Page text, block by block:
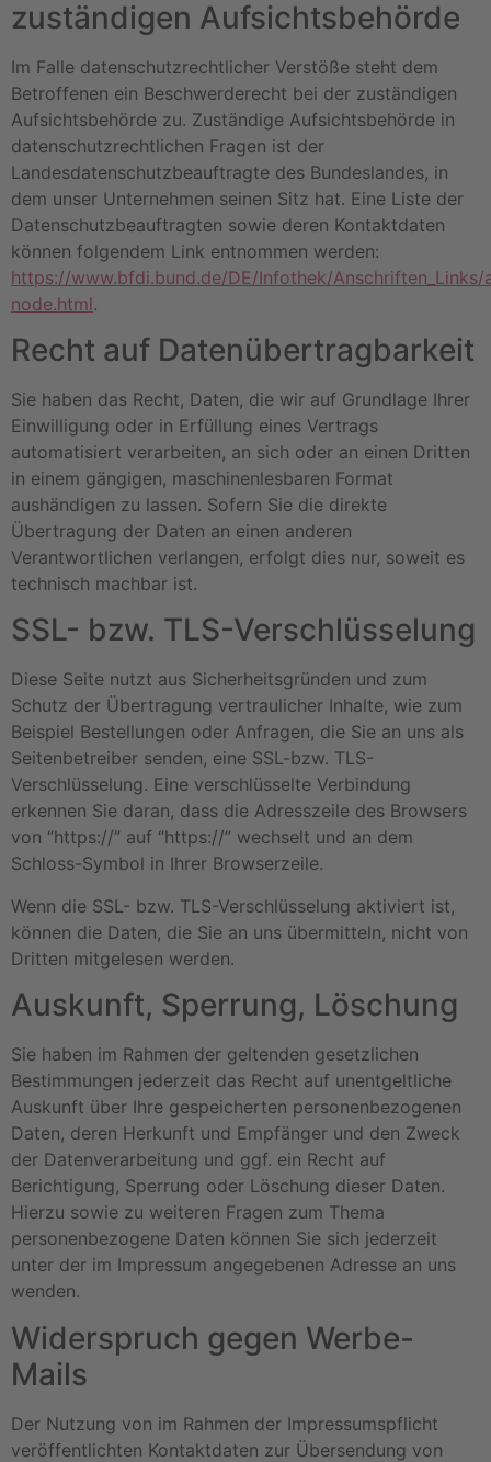
zuständigen Aufsichtsbehörde
Im Falle datenschutzrechtlicher Verstöße steht dem
Betroffenen ein Beschwerderecht bei der zuständigen
Aufsichtsbehörde zu. Zuständige Aufsichtsbehörde in
datenschutzrechtlichen Fragen ist der
Landesdatenschutzbeauftragte des Bundeslandes, in
dem unser Unternehmen seinen Sitz hat. Eine Liste der
Datenschutzbeauftragten sowie deren Kontaktdaten
können folgendem Link entnommen werden:
https://www.bfdi.bund.de/DE/Infothek/Anschriften_Links/
node.html.
Recht auf Datenübertragbarkeit
Sie haben das Recht, Daten, die wir auf Grundlage Ihrer
Einwilligung oder in Erfüllung eines Vertrags
automatisiert verarbeiten, an sich oder an einen Dritten
in einem gängigen, maschinenlesbaren Format
aushändigen zu lassen. Sofern Sie die direkte
Übertragung der Daten an einen anderen
Verantwortlichen verlangen, erfolgt dies nur, soweit es
technisch machbar ist.
SSL- bzw. TLS-Verschlüsselung
Diese Seite nutzt aus Sicherheitsgründen und zum
Schutz der Übertragung vertraulicher Inhalte, wie zum
Beispiel Bestellungen oder Anfragen, die Sie an uns als
Seitenbetreiber senden, eine SSL-bzw. TLS-
Verschlüsselung. Eine verschlüsselte Verbindung
erkennen Sie daran, dass die Adresszeile des Browsers
von “https://” auf “https://” wechselt und an dem
Schloss-Symbol in Ihrer Browserzeile.
Wenn die SSL- bzw. TLS-Verschlüsselung aktiviert ist,
können die Daten, die Sie an uns übermitteln, nicht von
Dritten mitgelesen werden.
Auskunft, Sperrung, Löschung
Sie haben im Rahmen der geltenden gesetzlichen
Bestimmungen jederzeit das Recht auf unentgeltliche
Auskunft über Ihre gespeicherten personenbezogenen
Daten, deren Herkunft und Empfänger und den Zweck
der Datenverarbeitung und ggf. ein Recht auf
Berichtigung, Sperrung oder Löschung dieser Daten.
Hierzu sowie zu weiteren Fragen zum Thema
personenbezogene Daten können Sie sich jederzeit
unter der im Impressum angegebenen Adresse an uns
wenden.
Widerspruch gegen Werbe-
Mails
Der Nutzung von im Rahmen der Impressumspflicht
veröffentlichten Kontaktdaten zur Übersendung von